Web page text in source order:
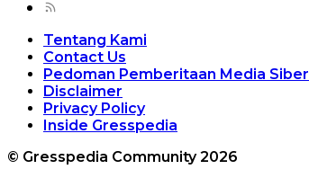
Tentang Kami
Contact Us
Pedoman Pemberitaan Media Siber
Disclaimer
Privacy Policy
Inside Gresspedia
© Gresspedia Community 2026